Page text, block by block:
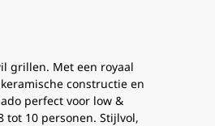
grillen. Met een royaal
constructie en
perfect voor low &
tot 10 personen. Stijlvol,